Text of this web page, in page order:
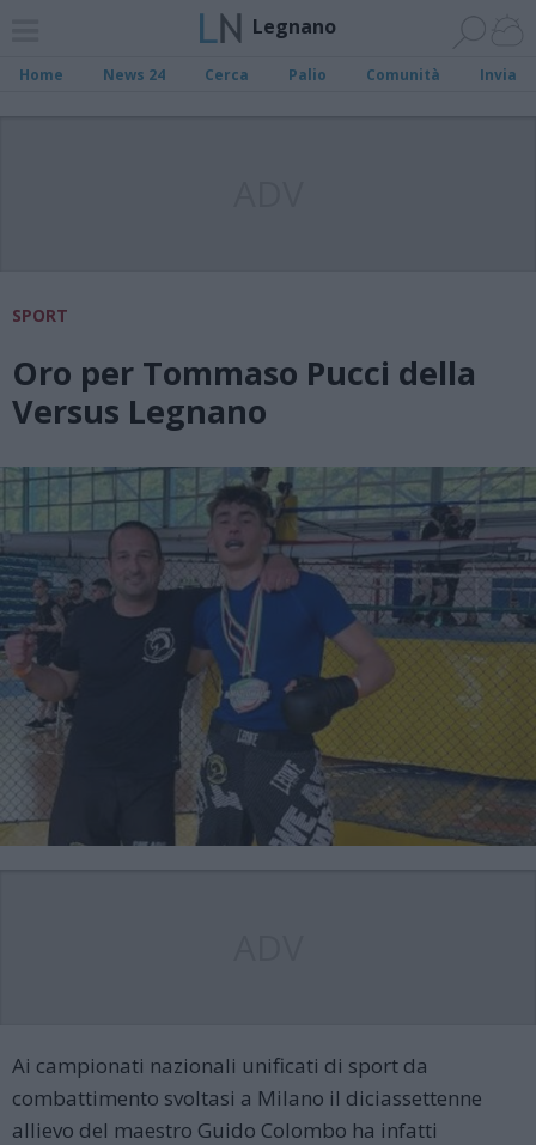
Legnano
Home News 24 Cerca Palio Comunità Invia
SPORT
Oro per Tommaso Pucci della
Versus Legnano
Ai campionati nazionali unificati di sport da
combattimento svoltasi a Milano il diciassettenne
allievo del maestro Guido Colombo ha infatti